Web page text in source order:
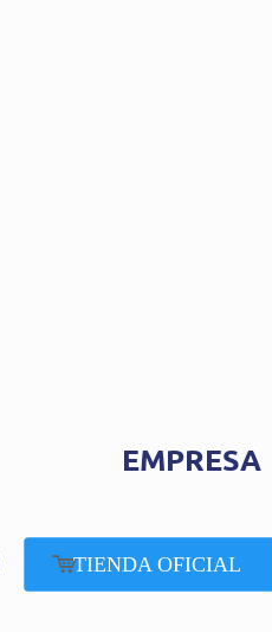
EMPRESA
TIENDA OFICIAL